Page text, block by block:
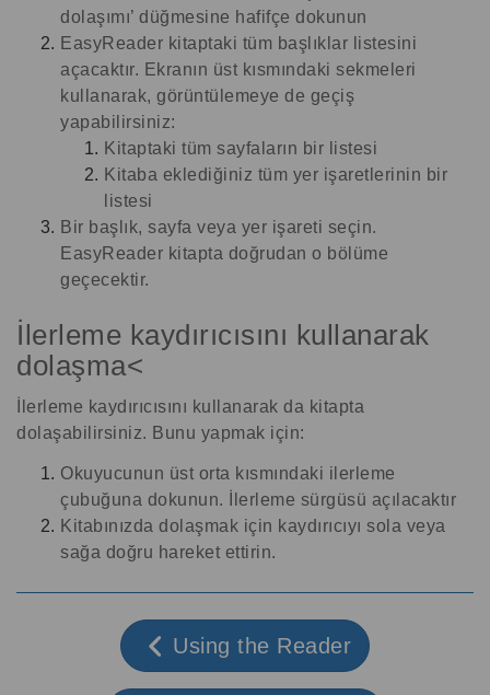
dolaşımı’ düğmesine hafifçe dokunun
EasyReader kitaptaki tüm başlıklar listesini
açacaktır. Ekranın üst kısmındaki sekmeleri
kullanarak, görüntülemeye de geçiş
yapabilirsiniz:
Kitaptaki tüm sayfaların bir listesi
Kitaba eklediğiniz tüm yer işaretlerinin bir
listesi
Bir başlık, sayfa veya yer işareti seçin.
EasyReader kitapta doğrudan o bölüme
geçecektir.
İlerleme kaydırıcısını kullanarak
dolaşma<
İlerleme kaydırıcısını kullanarak da kitapta
dolaşabilirsiniz. Bunu yapmak için:
Okuyucunun üst orta kısmındaki ilerleme
çubuğuna dokunun. İlerleme sürgüsü açılacaktır
Kitabınızda dolaşmak için kaydırıcıyı sola veya
sağa doğru hareket ettirin.
Using the Reader